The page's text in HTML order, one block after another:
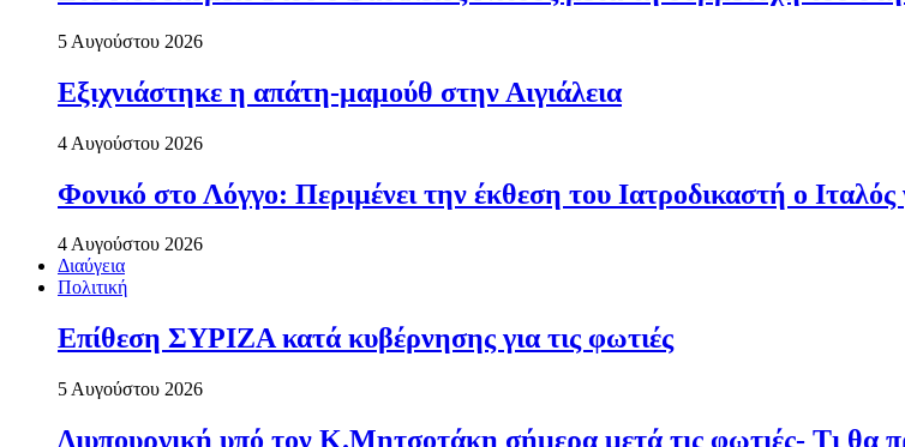
5 Αυγούστου 2026
Εξιχνιάστηκε η απάτη-μαμούθ στην Αιγιάλεια
4 Αυγούστου 2026
Φονικό στο Λόγγο: Περιµένει την έκθεση του Ιατροδικαστή ο
4 Αυγούστου 2026
Διαύγεια
Πολιτική
Επίθεση ΣΥΡΙΖΑ κατά κυβέρνησης για τις φωτιές
5 Αυγούστου 2026
Διυπουργική υπό τον Κ.Μητσοτάκη σήμερα μετά τις φωτιές- Τι θα